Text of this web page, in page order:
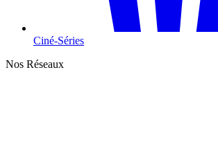
Ciné-Séries
Nos Réseaux